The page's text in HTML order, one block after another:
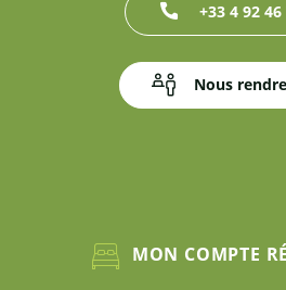
+33 4 92 46
Nous
MON COMPTE